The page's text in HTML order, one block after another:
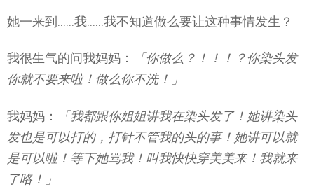
她一来到……我……我不知道做么要让这种事情发生？
我很生气的问我妈妈：
「你做么？！！！？你染头发
你就不要来啦！做么你不洗！」
我妈妈：
「我都跟你姐姐讲我在染头发了！她讲染头
发也是可以打的，打针不管我的头的事！她讲可以就
是可以啦！等下她骂我！叫我快快穿美美来！我就来
了咯！」